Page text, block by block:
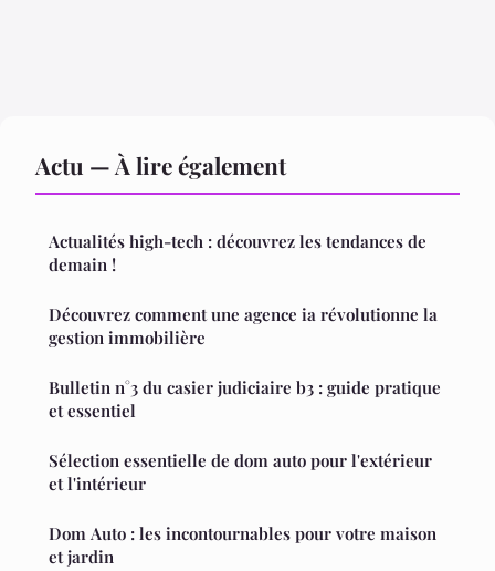
Actu — À lire également
Actualités high-tech : découvrez les tendances de
demain !
Découvrez comment une agence ia révolutionne la
gestion immobilière
Bulletin n°3 du casier judiciaire b3 : guide pratique
et essentiel
Sélection essentielle de dom auto pour l'extérieur
et l'intérieur
Dom Auto : les incontournables pour votre maison
et jardin